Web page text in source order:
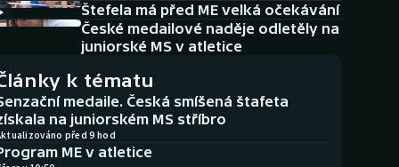
AZ kvíz
Štefela má před ME velká očekávání
České medailové naděje odletěly na
juniorské MS v atletice
k tématu
medaile. Česká smíšená štafeta
na juniorském MS stříbro
před 9 hod
ME v atletice